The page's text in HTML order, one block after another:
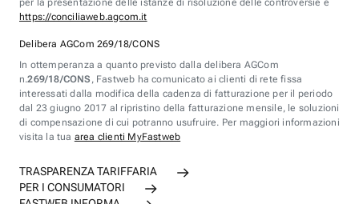
per la presentazione delle istanze di risoluzione delle controversie è
https://conciliaweb.agcom.it
Delibera AGCom 269/18/CONS
In ottemperanza a quanto previsto dalla delibera AGCom
n.269/18/CONS , Fastweb ha comunicato ai clienti di rete fissa
interessati dalla modifica della cadenza di fatturazione per il periodo
dal 23 giugno 2017 al ripristino della fatturazione mensile, le soluzioni
di compensazione di cui potranno usufruire. Per maggiori informazioni
visita la tua area clienti MyFastweb
TRASPARENZA TARIFFARIA
PER I CONSUMATORI